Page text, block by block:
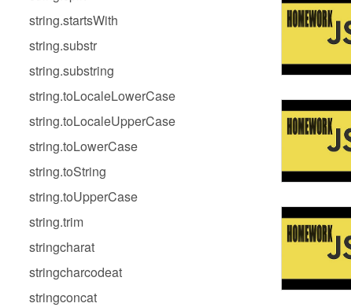
string.startsWith
string.substr
string.substring
string.toLocaleLowerCase
string.toLocaleUpperCase
string.toLowerCase
string.toString
string.toUpperCase
string.trim
stringcharat
stringcharcodeat
stringconcat